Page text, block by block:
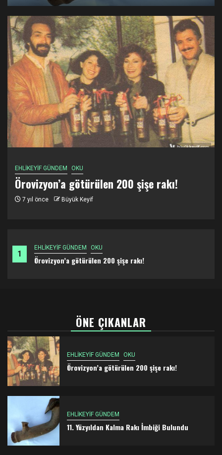
1
EHLİKEYİF GÜNDEM OKU
Örovizyon’a götürülen 200 şişe rakı!
EHLİKEYİF GÜNDEM OKU
Örovizyon’a götürülen 200 şişe rakı!
7 yıl önce Büyük Keyif
ÖNE ÇIKANLAR
EHLİKEYİF GÜNDEM OKU
Örovizyon’a götürülen 200 şişe rakı!
EHLİKEYİF GÜNDEM
11. Yüzyıldan Kalma Rakı İmbiği Bulundu